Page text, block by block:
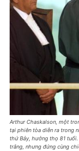
Arthur Chaskalson, một
tại phiên tòa diễn ra trong
thứ Bảy, hưởng thọ 81
trắng, nhưng đứng cùng